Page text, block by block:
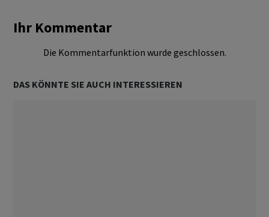
Ihr Kommentar
Die Kommentarfunktion wurde geschlossen.
DAS KÖNNTE SIE AUCH INTERESSIEREN